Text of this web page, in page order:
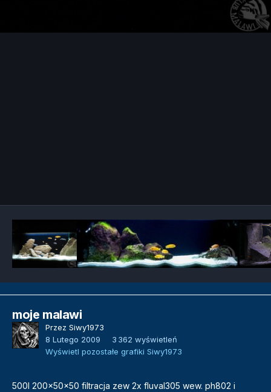
moje malawi
Przez Siwy1973
8 Lutego 2009
3 362 wyświetleń
Wyświetl pozostałe grafiki Siwy1973
500l 200x50x50 filtracja zew 2x fluval305 wew. ph802 i